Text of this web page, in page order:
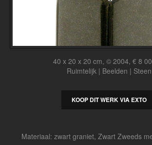
40 x 20 x 20 cm, © 2004, € 8
Ruimtelijk | Beelden | Steen
KOOP DIT WERK VIA EXTO
Materiaal: zwart graniet, Zwart Zweeds